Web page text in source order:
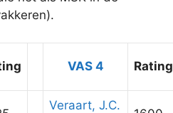
VAS 4 Rating
Veraart, J.C.